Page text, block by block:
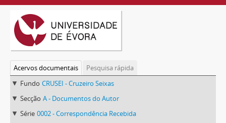
Acervos documentais
Pesquisa rápida
Fundo CRUSEI - Cruzeiro Seixas
Secção A - Documentos do Autor
Série 0002 - Correspondência Recebida